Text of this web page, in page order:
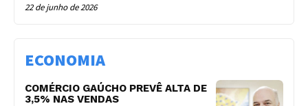
22 de junho de 2026
ECONOMIA
COMÉRCIO GAÚCHO PREVÊ ALTA DE
3,5% NAS VENDAS